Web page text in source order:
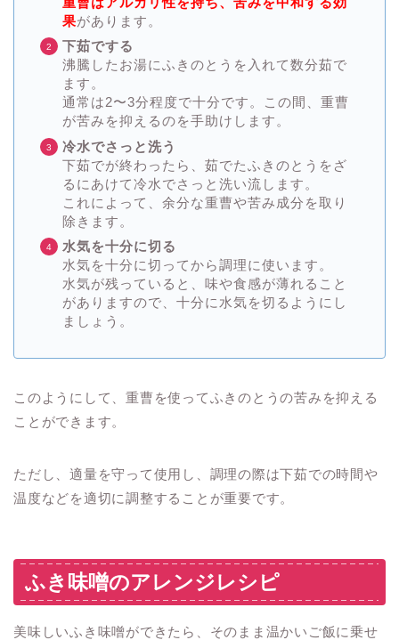
果があります。
下茹でする
沸騰したお湯にふきのとうを入れて数分茹で
ます。
通常は2〜3分程度で十分です。この間、重曹
が苦みを抑えるのを手助けします。
冷水でさっと洗う
下茹でが終わったら、茹でたふきのとうをざ
るにあけて冷水でさっと洗い流します。
これによって、余分な重曹や苦み成分を取り
除きます。
水気を十分に切る
水気を十分に切ってから調理に使います。
水気が残っていると、味や食感が薄れること
がありますので、十分に水気を切るようにし
ましょう。
このようにして、重曹を使ってふきのとうの苦みを抑える
ことができます。
ただし、適量を守って使用し、調理の際は下茹での時間や
温度などを適切に調整することが重要です。
ふき味噌のアレンジレシピ
美味しいふき味噌ができたら、そのまま温かいご飯に乗せ